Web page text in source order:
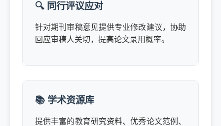
🔍 同行评议应对
针对期刊审稿意见提供专业修改建议，协助
回应审稿人关切，提高论文录用概率。
📚 学术资源库
提供丰富的教育研究资料、优秀论文范例、